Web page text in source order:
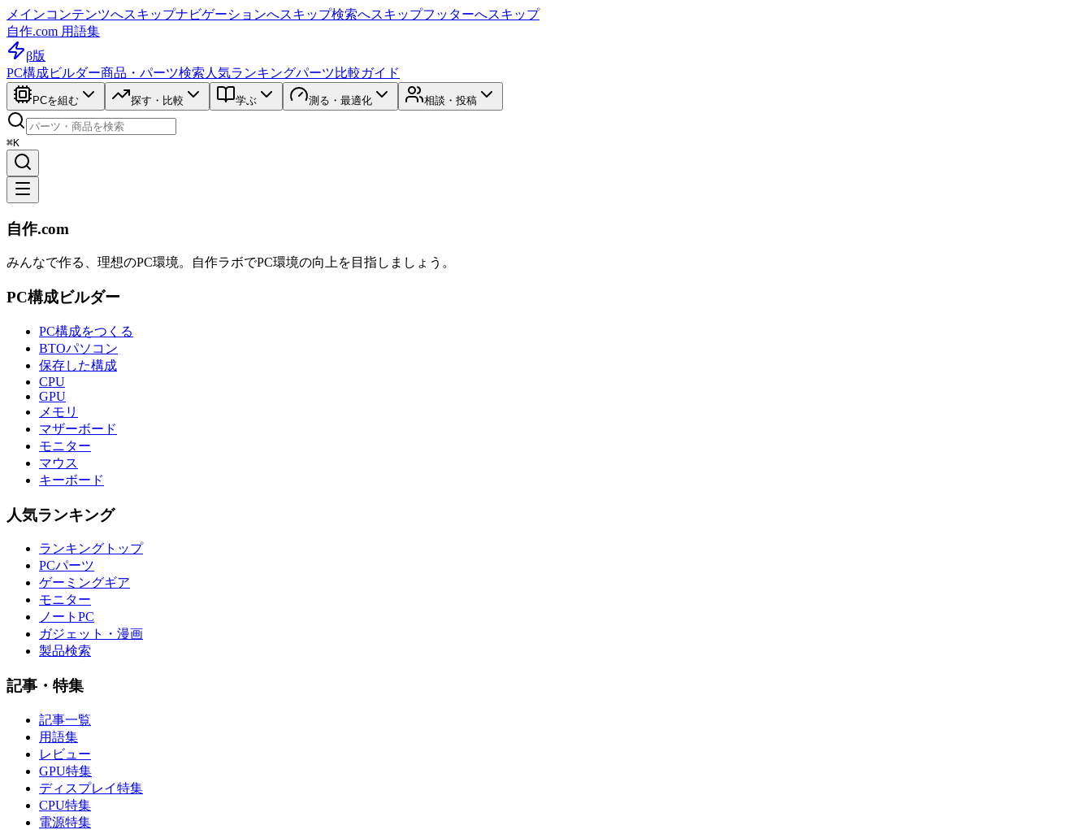
メインコンテンツへスキップナビゲーションへスキップ検索へスキップフッターへスキップ
自作.com 用語集
β版
PC構成ビルダー商品・パーツ検索 人気ランキングパーツ比較ガイド
PCを組む 探す・比較 学ぶ 測る・最適化 相談・投稿
⌘K
自作.com
みんなで作る、理想のPC環境。 自作ラボでPC環境の向上を目指しましょう。
PC構成ビルダー
PC構成をつくる
BTOパソコン
保存した構成
CPU
GPU
メモリ
マザーボード
モニター
マウス
キーボード
人気ランキング
ランキングトップ
PCパーツ
ゲーミングギア
モニター
ノートPC
ガジェット・漫画
製品検索
記事・特集
記事一覧
用語集
レビュー
GPU特集
ディスプレイ特集
CPU特集
電源特集